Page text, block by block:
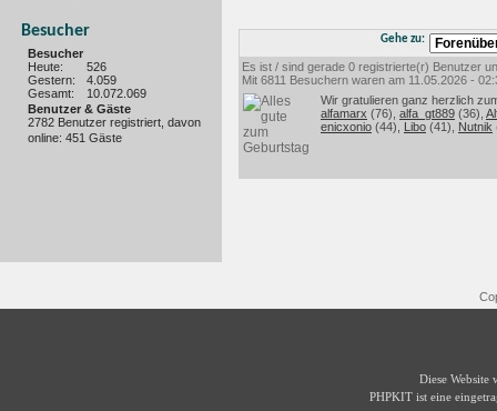
Besucher
Besucher
Heute:
526
Gestern:
4.059
Gesamt:
10.072.069
Benutzer & Gäste
2782 Benutzer registriert, davon
online: 451 Gäste
Gehe zu:
Es ist / sind gerade 0 registrierte(r) Benutzer
Mit 6811 Besuchern waren am 11.05.2026 -
Wir gratulieren ganz herzlich
alfamarx (76), alfa_gt889 (36),
enicxonio (44), Libo (41), Nutnik
Diese Website
PHPKIT ist eine